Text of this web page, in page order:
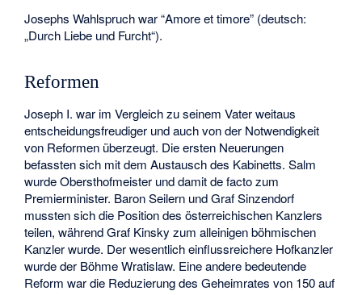
Josephs Wahlspruch war “Amore et timore” (deutsch:
„Durch Liebe und Furcht“).
Reformen
Joseph I. war im Vergleich zu seinem Vater weitaus
entscheidungsfreudiger und auch von der Notwendigkeit
von Reformen überzeugt. Die ersten Neuerungen
befassten sich mit dem Austausch des Kabinetts. Salm
wurde Obersthofmeister und damit de facto zum
Premierminister. Baron Seilern und Graf Sinzendorf
mussten sich die Position des österreichischen Kanzlers
teilen, während Graf Kinsky zum alleinigen böhmischen
Kanzler wurde. Der wesentlich einflussreichere Hofkanzler
wurde der Böhme Wratislaw. Eine andere bedeutende
Reform war die Reduzierung des Geheimrates von 150 auf